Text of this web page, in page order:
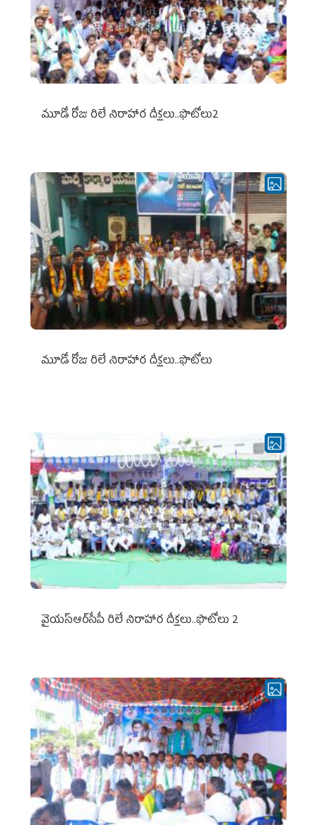
మూడో రోజు రిలే నిరాహార దీక్షలు..ఫొటోలు2
మూడో రోజు రిలే నిరాహార దీక్షలు..ఫొటోలు
వైయ‌స్ఆర్‌సీపీ రిలే నిరాహార దీక్షలు..ఫొటోలు 2